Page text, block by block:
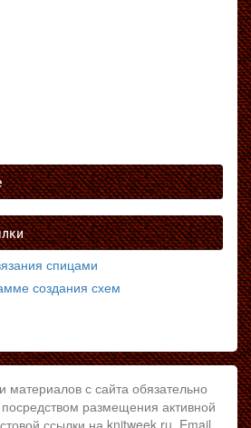
спицами
создания схем
материалов с сайта обязательно
посредством размещения активной
ссылки на knitweek.ru. Email